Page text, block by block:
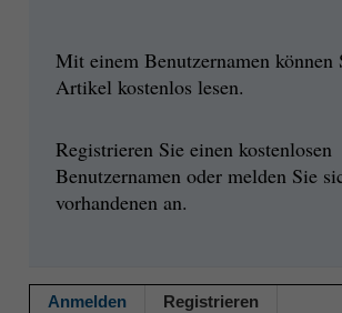
Mit einem Benutzernamen können
Artikel kostenlos lesen.
Registrieren Sie einen kostenlosen
Benutzernamen oder melden Sie
vorhandenen an.
Anmelden Registrieren